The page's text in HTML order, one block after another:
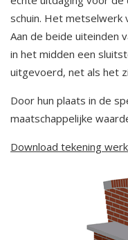
schuin. Het metselwerk
Aan de beide uiteinden
in het midden een
uitgevoerd, net als het
Door hun plaats in de
maatschappelijke
Download tekening